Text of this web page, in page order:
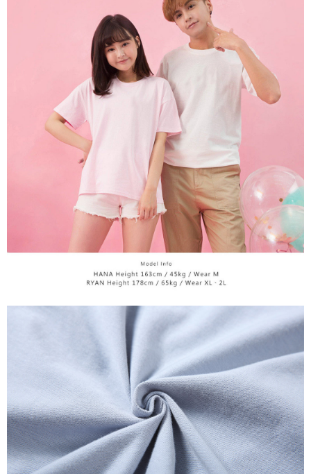
2. 結帳金額須大於NT$30
3. 目前僅支援台灣會員
「AFTEE先享後付」(下稱本服務)乃由恩沛科技股份有限公司(下稱 AFTEE )
所提供，並由 AFTEE 向您收取款項。因使用本服務所須提供之個人資料(包
含但不限於訂購人姓名、電話，收件人姓名、電話、收件地址)，將交付予
AFTEE 於本服務必要服務範圍內運用。關於 AFTEE 對於個人資料之蒐集、
處理、利用，詳參 AFTEE 官網之『個人資料蒐集、處理及利用告知聲明』
https://aftee.tw/privacypolicy/
若款項超過繳費期限，將根據當次的金額加收年利率 16% 的逾期滯納金。
未成年的使用者，請事先徵得法定代理人或監護人之同意方可使用
若您對於個人資料之處理、利用有任何疑問，或欲行使相關法律權利，請聯
繫恩沛科技股份有限公司。若您不同意我們將上開所示之個人資料，連同必
要之購買訂單資訊提供予 AFTEE ，或讓 AFTEE 蒐集處理利用您的個人資
每笔NT$65，满NT$899(含以上)免运费